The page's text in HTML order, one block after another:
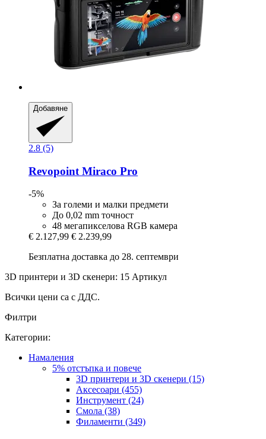
Добавяне
2.8 (5)
Revopoint Miraco Pro
-5%
За големи и малки предмети
До 0,02 mm точност
48 мегапикселова RGB камера
€ 2.127,99 € 2.239,99
Безплатна доставка до 28. септември
3D принтери и 3D скенери: 15 Артикул
Всички цени са с ДДС.
Филтри
Категории:
Намаления
5% отстъпка и повече
3D принтери и 3D скенери (15)
Аксесоари (455)
Инструмент (24)
Смола (38)
Филаменти (349)